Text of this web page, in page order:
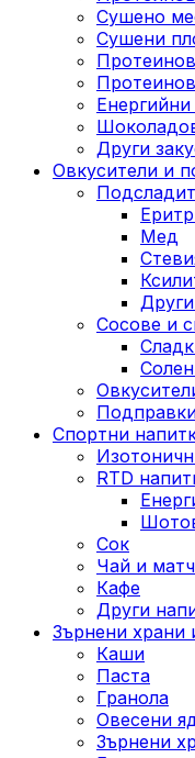
Сушено
Сушени
Енергийни
Други
Овкусители и
Мед
Сосове и
Спортни
RTD
Сок
Чай и
Кафе
Други
Зърнени храни
Каши
Паста
Гранола
Овесени
Зърнени